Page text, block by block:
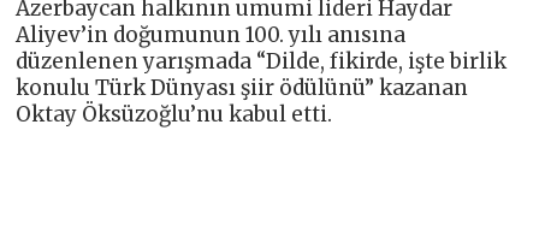
Azerbaycan halkının umumi lideri Haydar
Aliyev’in doğumunun 100. yılı anısına
düzenlenen yarışmada “Dilde, fikirde, işte birlik
konulu Türk Dünyası şiir ödülünü” kazanan
Oktay Öksüzoğlu’nu kabul etti.